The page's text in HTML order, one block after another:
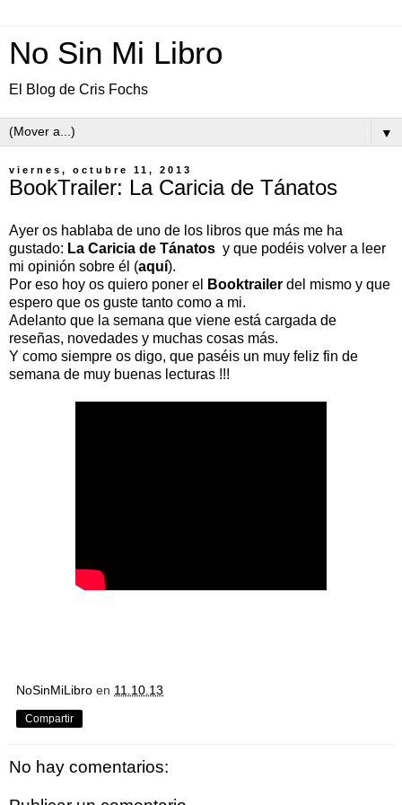
No Sin Mi Libro
El Blog de Cris Fochs
▼
viernes, octubre 11, 2013
BookTrailer: La Caricia de Tánatos
Ayer os hablaba de uno de los libros que más me ha
gustado: La Caricia de Tánatos y que podéis volver a leer
mi opinión sobre él (aquí).
Por eso hoy os quiero poner el
Booktrailer del mismo y que
espero que os guste tanto como a mi.
Adelanto que la semana que viene está cargada de
reseñas, novedades y muchas cosas más.
Y como siempre os digo, que paséis un muy feliz fin de
semana de muy buenas lecturas !!!
NoSinMiLibro en 11.10.13
Compartir
No hay comentarios: